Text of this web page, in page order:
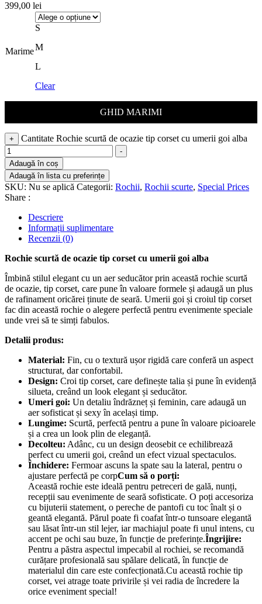
399,00 lei
Marime
S
M
L
Clear
GHID MARIMI
+ Cantitate Rochie scurtă de ocazie tip corset cu umerii goi alba
-
Adaugă în coș
Adaugă în lista cu preferințe
SKU: Nu se aplică Categorii: Rochii, Rochii scurte, Special Prices
Share :
Descriere
Informații suplimentare
Recenzii (0)
Rochie scurtă de ocazie tip corset cu umerii goi alba
Îmbină stilul elegant cu un aer seducător prin această rochie scurtă
de ocazie, tip corset, care pune în valoare formele și adaugă un plus
de rafinament oricărei ținute de seară. Umerii goi și croiul tip corset
fac din această rochie o alegere perfectă pentru evenimente speciale
unde vrei să te simți fabulos.
Detalii produs:
Material: Fin, cu o textură ușor rigidă care conferă un aspect
structurat, dar confortabil.
Design: Croi tip corset, care definește talia și pune în evidență
silueta, creând un look elegant și seducător.
Umeri goi: Un detaliu îndrăzneț și feminin, care adaugă un
aer sofisticat și sexy în același timp.
Lungime: Scurtă, perfectă pentru a pune în valoare picioarele
și a crea un look plin de eleganță.
Decolteu: Adânc, cu un design deosebit ce echilibrează
perfect cu umerii goi, creând un efect vizual spectaculos.
Închidere: Fermoar ascuns la spate sau la lateral, pentru o
ajustare perfectă pe corpCum să o porți:
Această rochie este ideală pentru petreceri de gală, nunți,
recepții sau evenimente de seară sofisticate. O poți accesoriza
cu bijuterii statement, o pereche de pantofi cu toc înalt și o
geantă elegantă. Părul poate fi coafat într-o tunsoare elegantă
sau lăsat într-un stil lejer, iar machiajul poate fi unul intens, cu
accent pe ochi sau buze, în funcție de preferințe.Îngrijire:
Pentru a păstra aspectul impecabil al rochiei, se recomandă
curățare profesională sau spălare delicată, în funcție de
materialul din care este confecționată.Cu această rochie tip
corset, vei atrage toate privirile și vei radia de încredere la
orice eveniment special!